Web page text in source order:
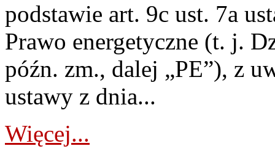
podstawie art. 9c ust. 7a
Prawo energetyczne (t. j.
późn. zm., dalej „PE”), z
ustawy z dnia...
Więcej...